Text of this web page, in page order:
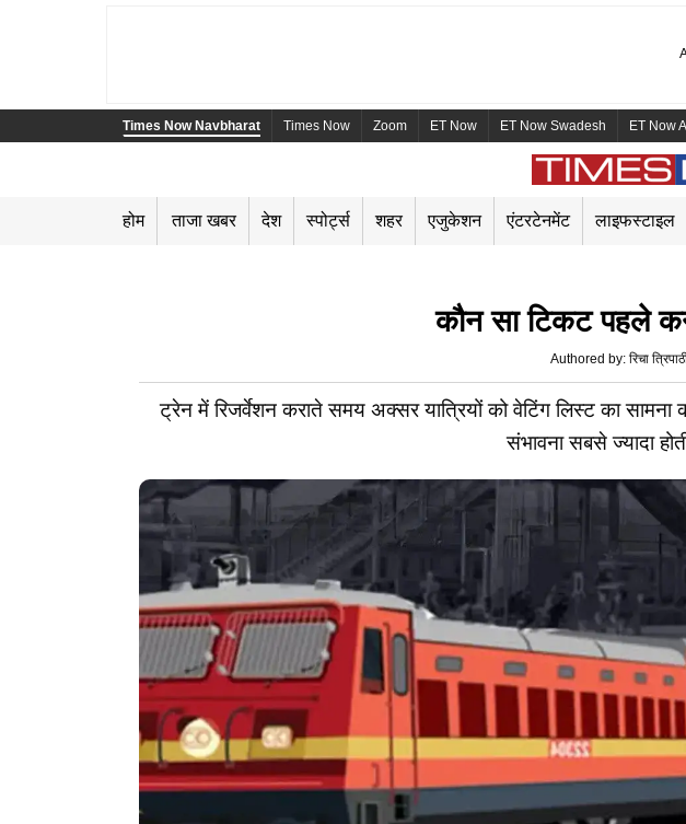
Times Now Navbharat Times Now Zoom ET Now ET Now Swadesh ET Now
होम ताजा खबर देश स्पोर्ट्स शहर एजुकेशन एंटरटेनमेंट लाइफस्टाइल
कौन सा टिकट पहले
Authored by: रिचा
ट्रेन में रिजर्वेशन कराते समय अक्सर यात्रियों को वेटिंग लिस्ट का
संभावना सबसे ज्यादा